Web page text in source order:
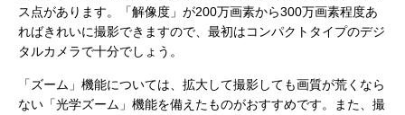
ス点があります。「解像度」が200万画素から300万画素程度あ
ればきれいに撮影できますので、最初はコンパクトタイプのデジ
タルカメラで十分でしょう。
「ズーム」機能については、拡大して撮影しても画質が荒くなら
ない「光学ズーム」機能を備えたものがおすすめです。また、撮